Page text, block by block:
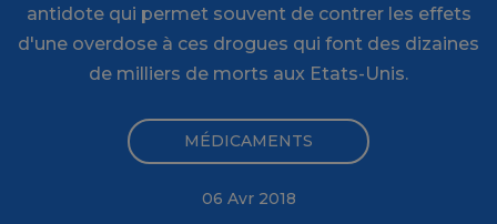
antidote qui permet souvent de contrer les effets
d'une overdose à ces drogues qui font des dizaines
de milliers de morts aux Etats-Unis.
MÉDICAMENTS
06 Avr 2018